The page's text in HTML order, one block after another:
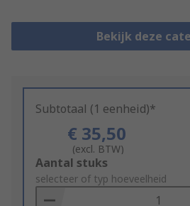
Bekijk deze
Subtotaal (1 eenheid)*
€ 35,50
(excl. BTW)
Add
to
Basket
Aantal stuks
selecteer of typ hoeveelheid